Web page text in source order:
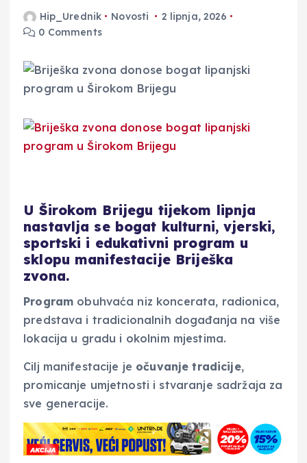
Hip_Urednik Novosti
2 lipnja, 2026
0 Comments
U Širokom Brijegu tijekom lipnja
nastavlja se bogat kulturni, vjerski,
sportski i edukativni program u
sklopu manifestacije Briješka
zvona.
Program obuhvaća niz koncerata, radionica,
predstava i tradicionalnih događanja na više
lokacija u gradu i okolnim mjestima.
Cilj manifestacije je očuvanje tradicije,
promicanje umjetnosti i stvaranje sadržaja za
sve generacije.